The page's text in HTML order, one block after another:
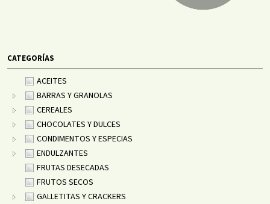
CATEGORÍAS
ACEITES
BARRAS Y GRANOLAS
CEREALES
CHOCOLATES Y DULCES
CONDIMENTOS Y ESPECIAS
ENDULZANTES
FRUTAS DESECADAS
FRUTOS SECOS
GALLETITAS Y CRACKERS